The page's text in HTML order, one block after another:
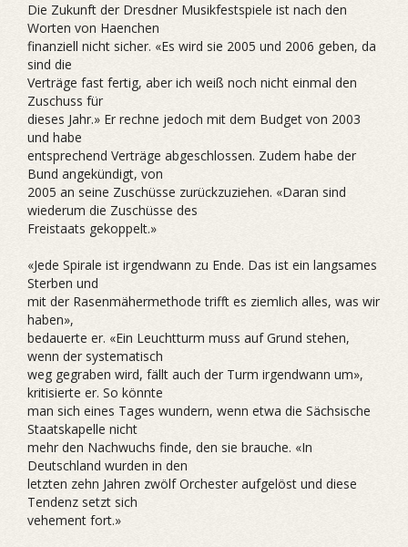
Die Zukunft der Dresdner Musikfestspiele ist nach den
Worten von Haenchen
finanziell nicht sicher. «Es wird sie 2005 und 2006 geben, da
sind die
Verträge fast fertig, aber ich weiß noch nicht einmal den
Zuschuss für
dieses Jahr.» Er rechne jedoch mit dem Budget von 2003
und habe
entsprechend Verträge abgeschlossen. Zudem habe der
Bund angekündigt, von
2005 an seine Zuschüsse zurückzuziehen. «Daran sind
wiederum die Zuschüsse des
Freistaats gekoppelt.»
«Jede Spirale ist irgendwann zu Ende. Das ist ein langsames
Sterben und
mit der Rasenmähermethode trifft es ziemlich alles, was wir
haben»,
bedauerte er. «Ein Leuchtturm muss auf Grund stehen,
wenn der systematisch
weg gegraben wird, fällt auch der Turm irgendwann um»,
kritisierte er. So könnte
man sich eines Tages wundern, wenn etwa die Sächsische
Staatskapelle nicht
mehr den Nachwuchs finde, den sie brauche. «In
Deutschland wurden in den
letzten zehn Jahren zwölf Orchester aufgelöst und diese
Tendenz setzt sich
vehement fort.»